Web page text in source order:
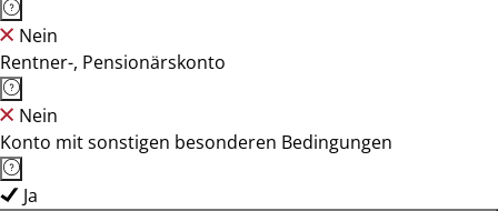
Nein
Rentner-, Pensionärskonto
Nein
Konto mit sonstigen besonderen Bedingungen
Ja